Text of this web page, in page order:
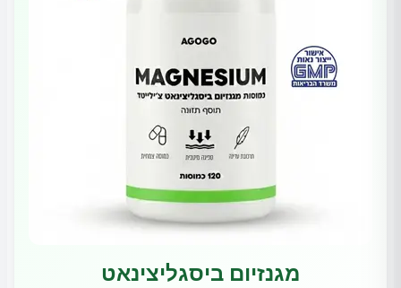
מגנזיום ביסגליצינאט